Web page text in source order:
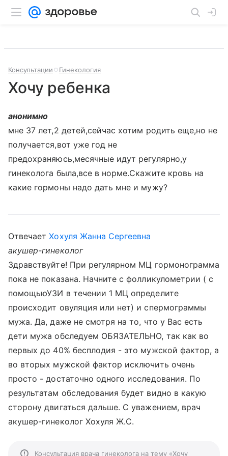
Консультации Гинекология
Хочу ребенка
анонимно
мне 37 лет,2 детей,сейчас хотим родить еще,но не
получается,вот уже год не
предохраняюсь,месячные идут регулярно,у
гинеколога была,все в норме.Скажите кровь на
какие гормоны надо дать мне и мужу?
ОтвечаетХохуля Жанна Сергеевна
акушер-гинеколог
Здравствуйте! При регулярном МЦ гормонограмма
пока не показана. Начните с фолликулометрии ( с
помощьюУЗИ в течении 1 МЦ определите
происходит овуляция или нет) и спермограммы
мужа. Да, даже не смотря на то, что у Вас есть
дети мужа обследуем ОБЯЗАТЕЛЬНО, так как во
первых до 40% бесплодия - это мужской фактор, а
во вторых мужской фактор исключить очень
просто - достаточно одного исследования. По
результатам обследования будет видно в какую
сторону двигаться дальше. С уважением, врач
акушер-гинеколог Хохуля Ж.С.
Консультация врача гинеколога на тему «Хочу